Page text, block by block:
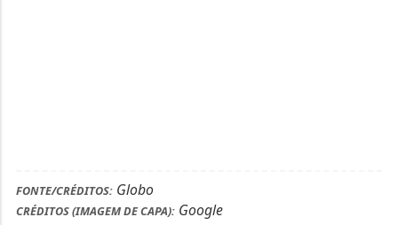
FONTE/CRÉDITOS:Globo
CRÉDITOS (IMAGEM DE CAPA):Google